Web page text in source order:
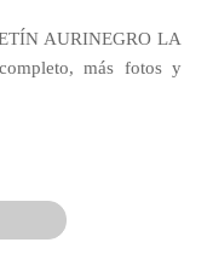
AURINEGRO LA
más fotos y